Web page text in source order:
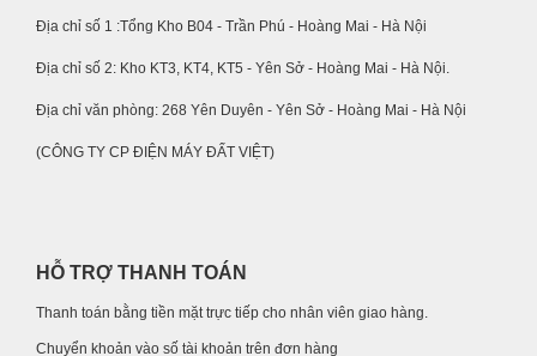
Địa chỉ số 1 :Tổng Kho B04 - Trần Phú - Hoàng Mai - Hà Nội
Địa chỉ số 2: Kho KT3, KT4, KT5 - Yên Sở - Hoàng Mai - Hà Nội.
Địa chỉ văn phòng: 268 Yên Duyên - Yên Sở - Hoàng Mai - Hà Nội
(CÔNG TY CP ĐIỆN MÁY ĐẤT VIỆT)
HỖ TRỢ THANH TOÁN
Thanh toán bằng tiền mặt trực tiếp cho nhân viên giao hàng.
Chuyển khoản vào số tài khoản trên đơn hàng